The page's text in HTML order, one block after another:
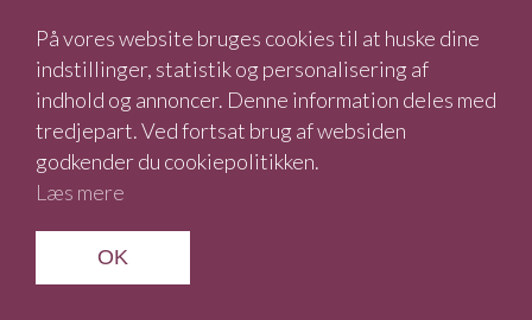
På vores website bruges cookies til at huske dine
indstillinger, statistik og personalisering af
indhold og annoncer. Denne information deles med
tredjepart. Ved fortsat brug af websiden
godkender du cookiepolitikken.
Læs mere